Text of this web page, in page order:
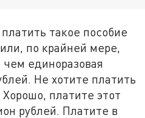
такое пособие
по крайней мере,
единоразовая
Не хотите платить
платите этот
рублей. Платите в